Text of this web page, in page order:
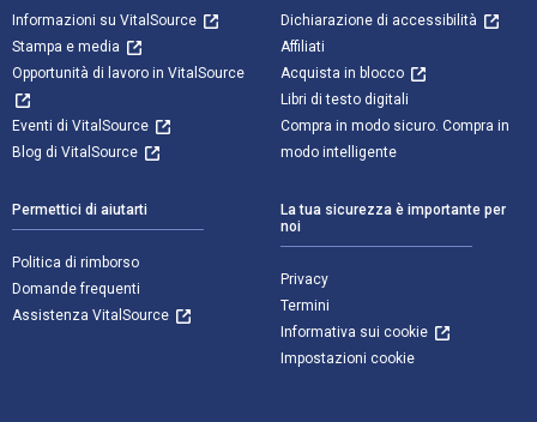
Informazioni su VitalSource
Stampa e media
Opportunità di lavoro in VitalSource
Eventi di VitalSource
Blog di VitalSource
Dichiarazione di accessibilità
Affiliati
Acquista in blocco
Libri di testo digitali
Compra in modo sicuro. Compra in
modo intelligente
Permettici di aiutarti
Politica di rimborso
Domande frequenti
Assistenza VitalSource
La tua sicurezza è importante per
noi
Privacy
Termini
Informativa sui cookie
Impostazioni cookie